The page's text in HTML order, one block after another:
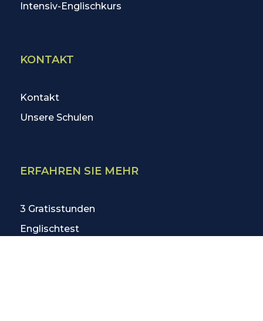
Intensiv-Englischkurs
KONTAKT
Kontakt
Unsere Schulen
ERFAHREN SIE MEHR
3 Gratisstunden
Englischtest